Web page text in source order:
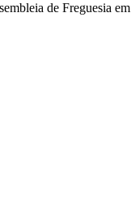
de Freguesia em